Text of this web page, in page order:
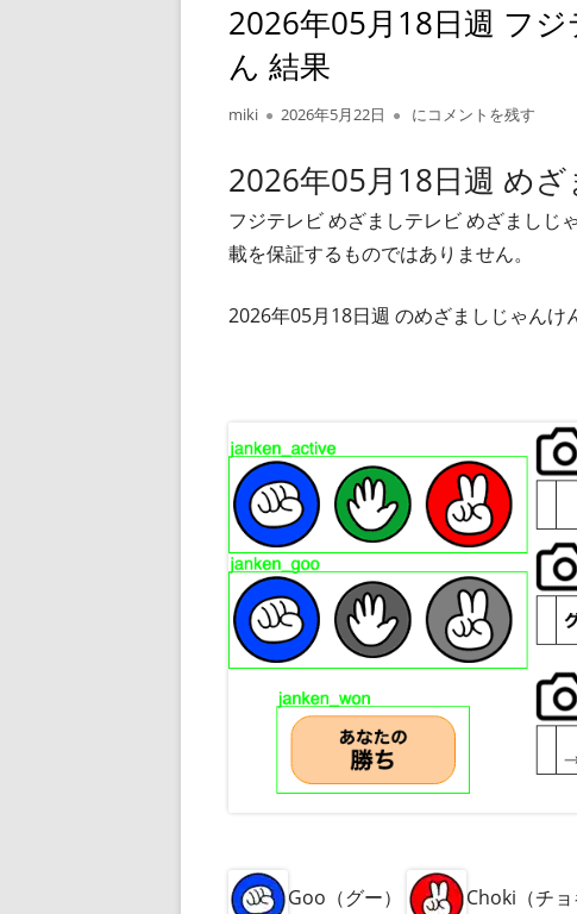
2026年05月18日週 フ
ん 結果
作
者
miki
公
日
2026年5月22日 2026年05月18日週 フ
にコメントを残す
2026年05月18日週 め
フジテレビ めざましテレビ めざましじ
載を保証するものではありません。
2026年05月18日週 のめざましじゃんけ
Goo（グー） Choki（チョ